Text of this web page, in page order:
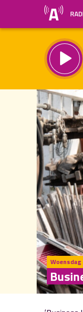
19.00
Inklappen